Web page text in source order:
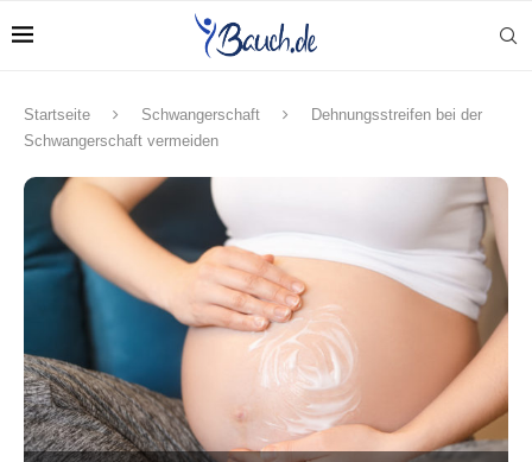
Startseite Schwangerschaft
Dehnungsstreifen bei der
Schwangerschaft vermeiden